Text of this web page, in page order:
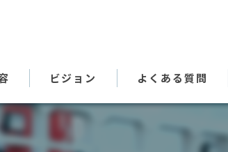
ビジョン よくある質問